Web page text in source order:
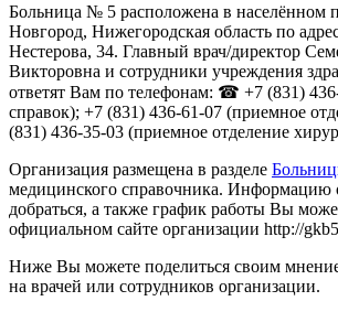
Больница № 5 расположена в населённом
Новгород, Нижегородская область по
Нестерова, 34. Главный врач/директор
Викторовна и сотрудники учреждения
ответят Вам по телефонам: ☎ +7 (831)
справок); +7 (831) 436-61-07 (приемное
(831) 436-35-03 (приемное отделение
Организация размещена в разделе
медицинского справочника. Информацию
добраться, а также график работы Вы
официальном сайте организации http://
Ниже Вы можете поделиться своим
на врачей или сотрудников организации.